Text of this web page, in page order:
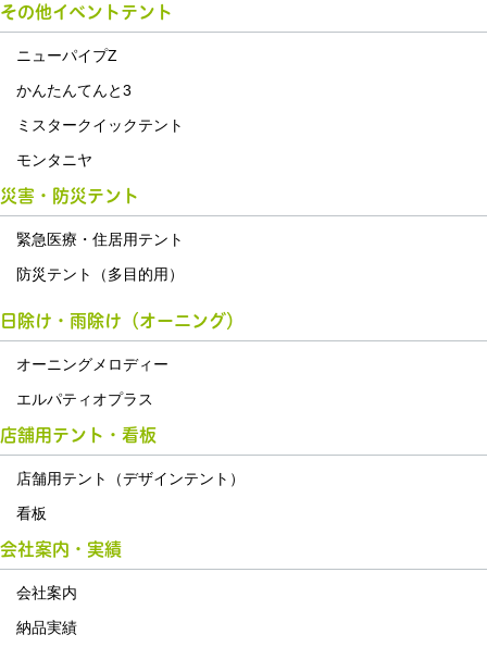
その他イベントテント
ニューパイプZ
かんたんてんと3
ミスタークイックテント
モンタニヤ
災害・防災テント
緊急医療・住居用テント
防災テント（多目的用）
日除け・雨除け（オーニング）
オーニングメロディー
エルパティオプラス
店舗用テント・看板
店舗用テント（デザインテント）
看板
会社案内・実績
会社案内
納品実績